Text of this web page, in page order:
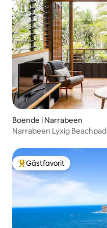
Boende i Narrabeen
Narrabeen Lyxig Beachpad
Populär gästfavorit
Gästfavorit